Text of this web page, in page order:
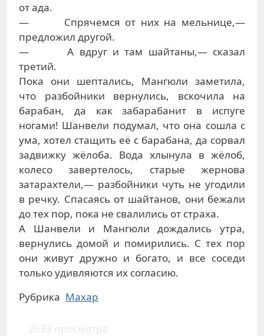
от ада.
— Спрячемся от них на мельнице,—
предложил другой.
— А вдруг и там шайтаны,— сказал
третий.
Пока они шептались, Мангюли заметила,
что разбойники вернулись, вскочила на
барабан, да как забарабанит в испуге
ногами! Шанвели подумал, что она сошла с
ума, хотел стащить её с барабана, да сорвал
задвижку жёлоба. Вода хлынула в жёлоб,
колесо завертелось, старые жернова
затарахтели,— разбойники чуть не угодили
в речку. Спасаясь от шайтанов, они бежали
до тех пор, пока не свалились от страха.
А Шанвели и Мангюли дождались утра,
вернулись домой и помирились. С тех пор
они живут дружно и богато, и все соседи
только удивляются их согласию.
Рубрика Махар
2633 просмотра